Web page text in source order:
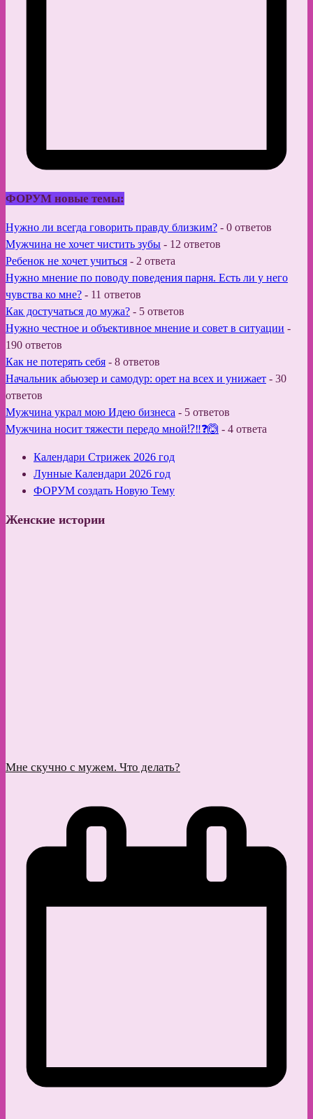
ФОРУМ новые темы:
Нужно ли всегда говорить правду близким? - 0 ответов
Мужчина не хочет чистить зубы - 12 ответов
Ребенок не хочет учиться - 2 ответа
Нужно мнение по поводу поведения парня. Есть ли у него
чувства ко мне? - 11 ответов
Как достучаться до мужа? - 5 ответов
Нужно честное и объективное мнение и совет в ситуации -
190 ответов
Как не потерять себя - 8 ответов
Начальник абьюзер и самодур: орет на всех и унижает - 30
ответов
Мужчина украл мою Идею бизнеса - 5 ответов
Мужчина носит тяжести передо мной⁉️‼️❓🙆 - 4 ответа
Календари Стрижек 2026 год
Лунные Календари 2026 год
ФОРУМ создать Новую Тему
Женские истории
Мне скучно с мужем. Что делать?